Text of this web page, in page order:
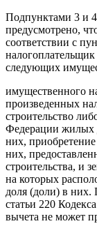
Подпунктами 3 и 4
предусмотрено,
соответствии с
следующих
имущественного
произведенных
строительство
Федерации жилых
них,
них,
строительства, и
на которых
доля (доли) в них.
статьи 220
вычета не может